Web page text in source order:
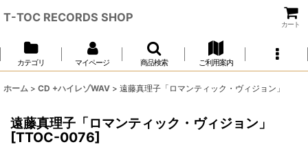
T-TOC RECORDS SHOP
カート
カテゴリ マイページ 商品検索 ご利用案内
ホーム > CD +ハイレゾWAV > 遠藤真理子「ロマンティック・ヴィジョン」
遠藤真理子「ロマンティック・ヴィジョン」
[TTOC-0076]